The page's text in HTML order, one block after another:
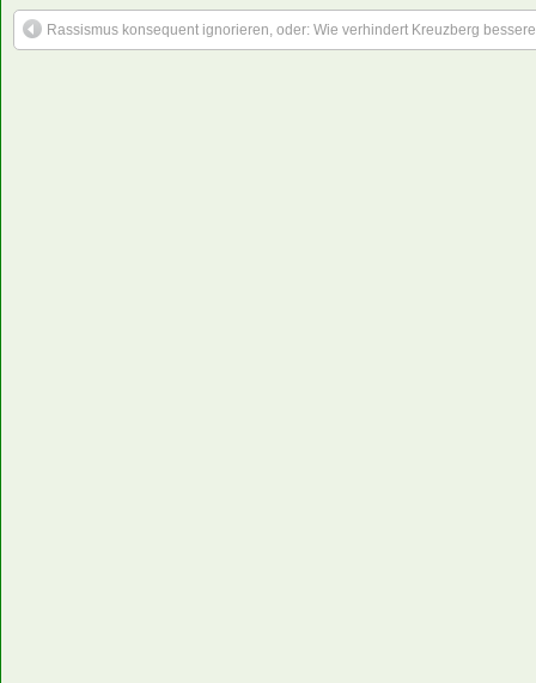
Rassismus konsequent ignorieren, oder: Wie verhindert Kreuzberg